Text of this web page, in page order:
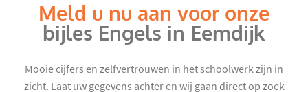
Meld u nu aan voor onze
bijles Engels in Eemdijk
Mooie cijfers en zelfvertrouwen in het schoolwerk zijn in
zicht. Laat uw gegevens achter en wij gaan direct op zoek